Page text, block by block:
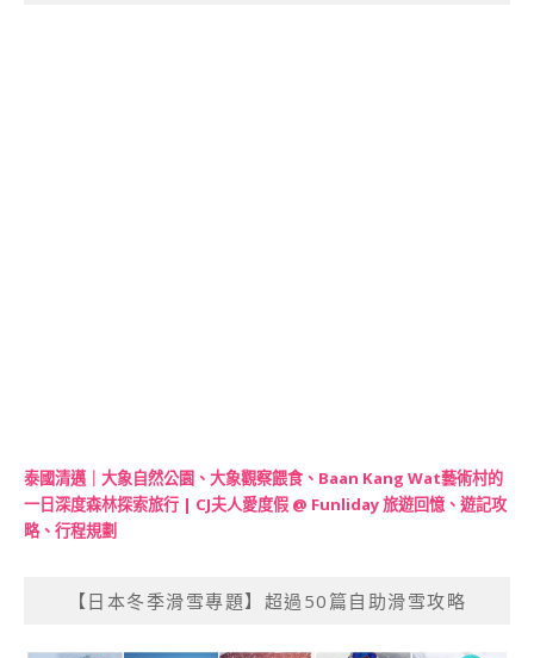
泰國清邁｜大象自然公園、大象觀察餵食、Baan Kang Wat藝術村的
一日深度森林探索旅行 | CJ夫人愛度假 @ Funliday 旅遊回憶、遊記攻
略、行程規劃
【日本冬季滑雪專題】超過50篇自助滑雪攻略